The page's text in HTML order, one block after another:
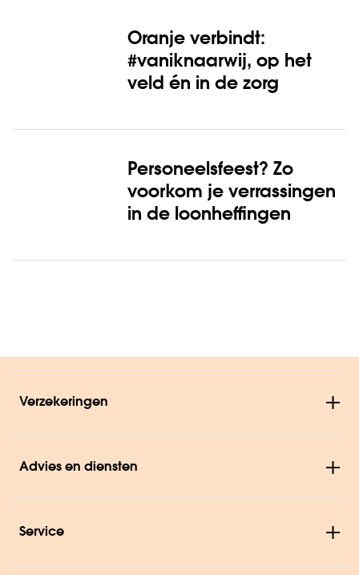
Oranje verbindt:
#vaniknaarwij, op het
veld én in de zorg
Personeelsfeest? Zo
voorkom je verrassingen
in de loonheffingen
Verzekeringen
Advies en diensten
Service